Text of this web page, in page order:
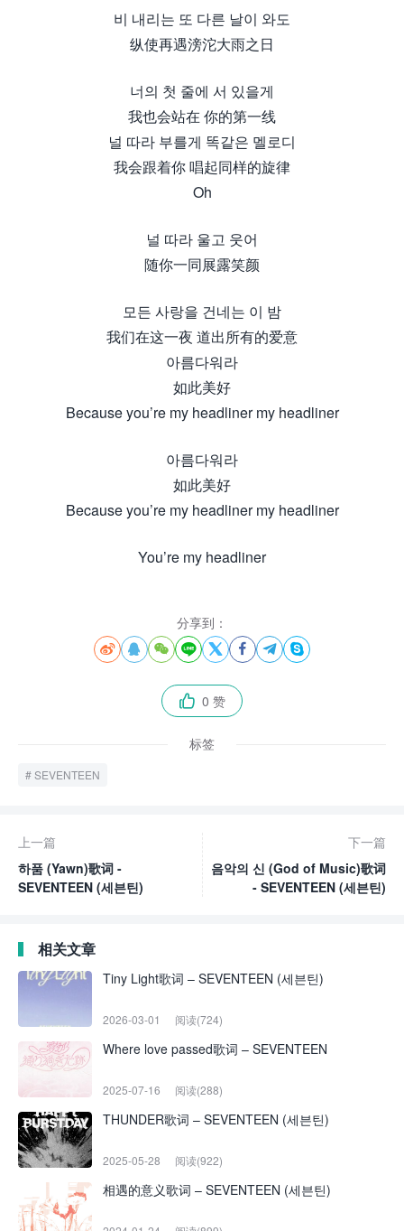
비 내리는 또 다른 날이 와도
纵使再遇滂沱大雨之日
너의 첫 줄에 서 있을게
我也会站在 你的第一线
널 따라 부를게 똑같은 멜로디
我会跟着你 唱起同样的旋律
Oh
널 따라 울고 웃어
随你一同展露笑颜
모든 사랑을 건네는 이 밤
我们在这一夜 道出所有的爱意
아름다워라
如此美好
Because you’re my headliner my headliner
아름다워라
如此美好
Because you’re my headliner my headliner
You’re my headliner
分享到：
       
 0 赞
标签
SEVENTEEN
上一篇
하품 (Yawn)歌词 -
SEVENTEEN (세븐틴)
下一篇
음악의 신 (God of Music)歌词
- SEVENTEEN (세븐틴)
相关文章
Tiny Light歌词 – SEVENTEEN (세븐틴)
2026-03-01 阅读(724)
Where love passed歌词 – SEVENTEEN
2025-07-16 阅读(288)
THUNDER歌词 – SEVENTEEN (세븐틴)
2025-05-28 阅读(922)
相遇的意义歌词 – SEVENTEEN (세븐틴)